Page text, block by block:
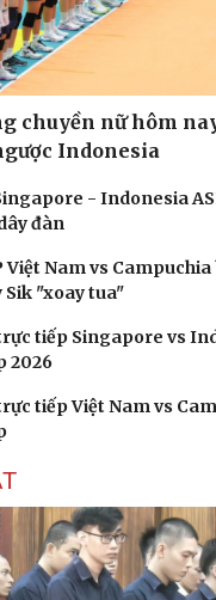
chuyền nữ hôm
Indonesia
- Indonesia
đàn
Việt Nam vs Campuchia
Sik "xoay tua"
tiếp Singapore vs
2026
tiếp Việt Nam vs